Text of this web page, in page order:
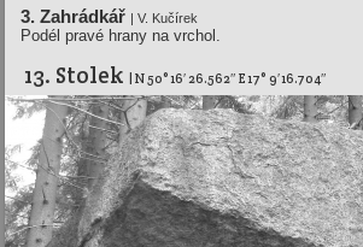
3. Zahrádkář | V. Kučírek
Podél pravé hrany na vrchol.
13. Stolek | N 50° 16′ 26.562″ E 17° 9′ 16.704″